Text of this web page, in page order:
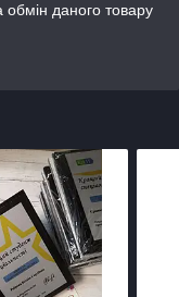
даного товару